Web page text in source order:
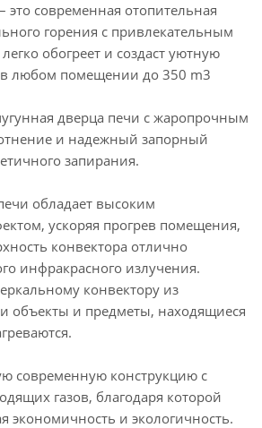
это современная отопительная
горения с привлекательным
обогреет и создаст уютную
любом помещении до 350 m3
дверца печи с жаропрочным
и надежный запорный
запирания.
обладает высоким
ускоряя прогрев помещения,
конвектора отлично
инфракрасного излучения.
конвектору из
объекты и предметы, находящиеся
современную конструкцию с
газов, благодаря которой
экономичность и экологичность.